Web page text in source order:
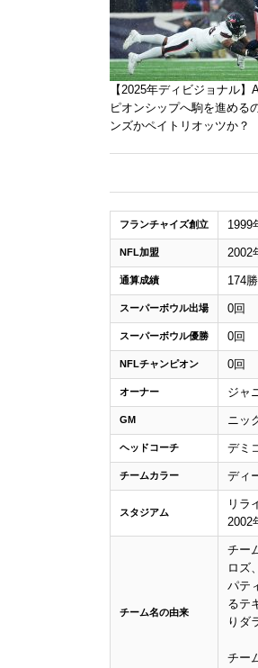
【2025年ディビジョナル】
ピオンシップへ駒を進める
ンズかペイトリオッツか？
フランチャイズ創立 1999
NFL加盟 2002
通算成績 174
スーパーボウル出場 0回
スーパーボウル優勝 0回
NFLチャンピオン 0回
オーナー ジャ
GM ニッ
ヘッドコーチ デミ
チームカラー ディ
スタジアム
リラ
2002
チーム名の由来
チー
ロズ
パテ
るテ
りダ
チー